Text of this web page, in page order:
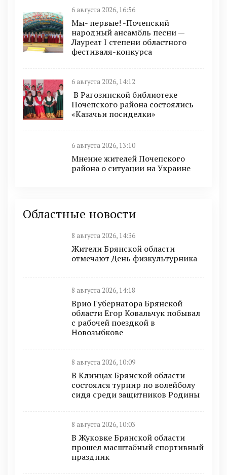
6 августа 2026, 16:56
Мы- первые! -Почепский
народный ансамбль песни —
Лауреат I степени областного
фестиваля-конкурса
6 августа 2026, 14:12
В Рагозинской библиотеке
Почепского района состоялись
«Казачьи посиделки»
6 августа 2026, 13:10
Мнение жителей Почепского
района о ситуации на Украине
Областные новости
8 августа 2026, 14:36
Жители Брянской области
отмечают День физкультурника
8 августа 2026, 14:18
Врио Губернатора Брянской
области Егор Ковальчук побывал
с рабочей поездкой в
Новозыбкове
8 августа 2026, 10:09
В Клинцах Брянской области
состоялся турнир по волейболу
сидя среди защитников Родины
8 августа 2026, 10:03
В Жуковке Брянской области
прошел масштабный спортивный
праздник